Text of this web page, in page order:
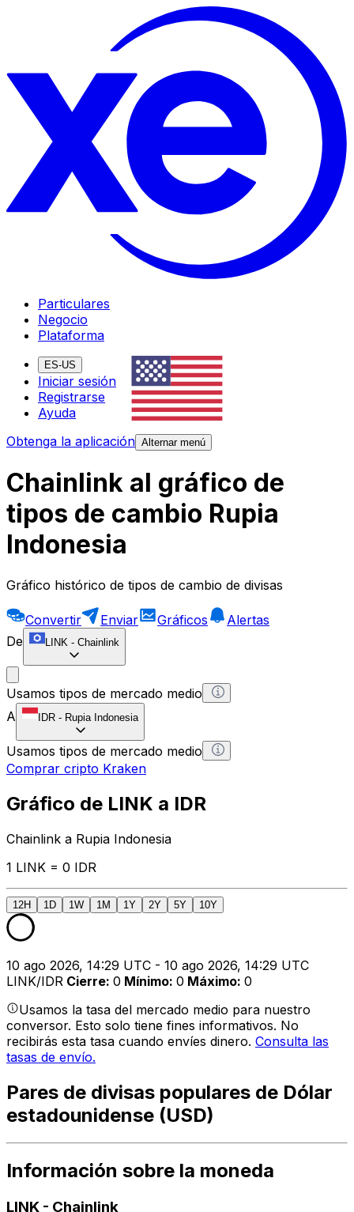
Particulares
Negocio
Plataforma
ES-US
Iniciar sesión
Registrarse
Ayuda
Obtenga la aplicación Alternar menú
Chainlink al gráfico de
tipos de cambio Rupia
Indonesia
Gráfico histórico de tipos de cambio de divisas
Convertir Enviar Gráficos
Alertas
De
LINK - Chainlink
Usamos tipos de mercado medio
A
IDR - Rupia Indonesia
Usamos tipos de mercado medio
Comprar cripto Kraken
Gráfico de LINK a IDR
Chainlink a Rupia Indonesia
1 LINK = 0 IDR
12H 1D 1W 1M 1Y 2Y 5Y 10Y
10 ago 2026, 14:29 UTC - 10 ago 2026, 14:29 UTC
LINK/IDR Cierre: 0 Mínimo: 0 Máximo: 0
Usamos la tasa del mercado medio para nuestro
conversor. Esto solo tiene fines informativos. No
recibirás esta tasa cuando envíes dinero. Consulta las
tasas de envío.
Pares de divisas populares de Dólar
estadounidense (USD)
Información sobre la moneda
LINK - Chainlink